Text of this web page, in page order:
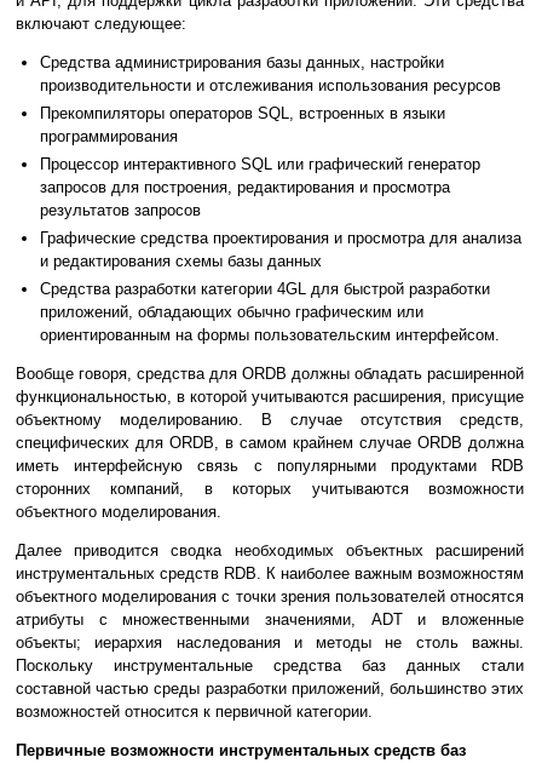
включают следующее:
Средства администрирования базы данных, настройки
производительности и отслеживания использования ресурсов
Прекомпиляторы операторов SQL, встроенных в языки
программирования
Процессор интерактивного SQL или графический генератор
запросов для построения, редактирования и просмотра
результатов запросов
Графические средства проектирования и просмотра для анализа
и редактирования схемы базы данных
Средства разработки категории 4GL для быстрой разработки
приложений, обладающих обычно графическим или
ориентированным на формы пользовательским интерфейсом.
Вообще говоря, средства для ORDB должны обладать расширенной
функциональностью, в которой учитываются расширения, присущие
объектному моделированию. В случае отсутствия средств,
специфических для ORDB, в самом крайнем случае ORDB должна
иметь интерфейсную связь с популярными продуктами RDB
сторонних компаний, в которых учитываются возможности
объектного моделирования.
Далее приводится сводка необходимых объектных расширений
инструментальных средств RDB. К наиболее важным возможностям
объектного моделирования с точки зрения пользователей относятся
атрибуты с множественными значениями, ADT и вложенные
объекты; иерархия наследования и методы не столь важны.
Поскольку инструментальные средства баз данных стали
составной частью среды разработки приложений, большинство этих
возможностей относится к первичной категории.
Первичные возможности инструментальных средств баз